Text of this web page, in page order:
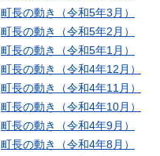
町長の動き（令和5年3月）
町長の動き（令和5年2月）
町長の動き（令和5年1月）
町長の動き（令和4年12月）
町長の動き（令和4年11月）
町長の動き（令和4年10月）
町長の動き（令和4年9月）
町長の動き（令和4年8月）